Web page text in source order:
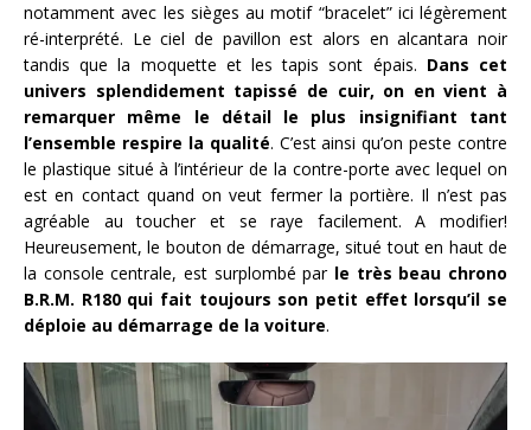
notamment avec les sièges au motif “bracelet” ici légèrement
ré-interprété. Le ciel de pavillon est alors en alcantara noir
tandis que la moquette et les tapis sont épais. Dans cet
univers splendidement tapissé de cuir, on en vient à
remarquer même le détail le plus insignifiant tant
l’ensemble respire la qualité. C’est ainsi qu’on peste contre
le plastique situé à l’intérieur de la contre-porte avec lequel on
est en contact quand on veut fermer la portière. Il n’est pas
agréable au toucher et se raye facilement. A modifier!
Heureusement, le bouton de démarrage, situé tout en haut de
la console centrale, est surplombé par le très beau chrono
B.R.M. R180 qui fait toujours son petit effet lorsqu’il se
déploie au démarrage de la voiture.